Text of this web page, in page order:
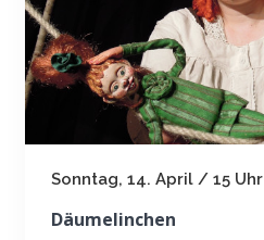
Sonntag, 14. April / 15 Uhr
Däumelinchen